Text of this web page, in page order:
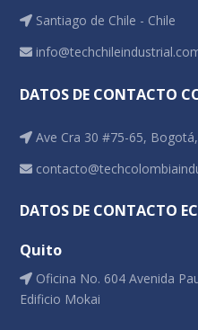
Santiago de Chile - Chile
DATOS DE CONTACTO
Ave Cra 30 #75-65,
DATOS DE CONTACTO
Quito
Oficina No. 604 Avenida
Edificio Mokai